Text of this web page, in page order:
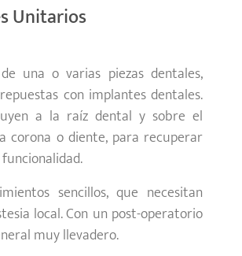
Unitarios
una o varias piezas dentales,
con implantes dentales.
a la raíz dental y sobre el
corona o diente, para recuperar
sencillos, que necesitan
local. Con un post-operatorio
muy llevadero.